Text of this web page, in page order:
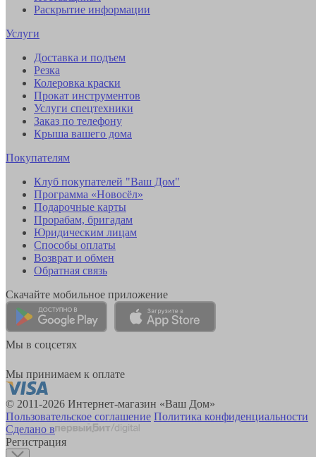
Раскрытие информации
Услуги
Доставка и подъем
Резка
Колеровка краски
Прокат инструментов
Услуги спецтехники
Заказ по телефону
Крыша вашего дома
Покупателям
Клуб покупателей "Ваш Дом"
Программа «Новосёл»
Подарочные карты
Прорабам, бригадам
Юридическим лицам
Способы оплаты
Возврат и обмен
Обратная связь
Скачайте мобильное приложение
Мы в соцсетях
Мы принимаем к оплате
© 2011-2026 Интернет-магазин «Ваш Дом»
Пользовательское соглашение Политика конфиденциальности
Сделано в
Регистрация